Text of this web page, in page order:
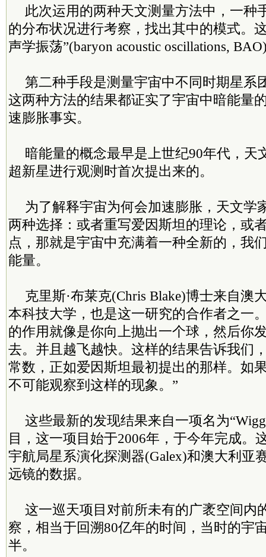
此次运用的两种天文测量方法中，一种
的分布状况进行考察，找出其中的模式。
声学振荡”(baryon acoustic oscillations,
第二种手段是测量宇宙中不同时期星系
这两种方法的结果都证实了宇宙中暗能量
速膨胀事实。
暗能量的概念最早是上世纪90年代，天
超新星进行观测时首次提出来的。
为了解释宇宙为何会加速膨胀，天文学
两种选择：或者重写爱因斯坦的理论，或
点，那就是宇宙中充满着一种全新的，我
能量。
克里斯·布莱克(Chris Blake)博士来自澳
本科技大学，也是这一研究的合作者之一
的作用就像是你向上抛出一个球，然后你
去。并且越飞越快。这样的结果告诉我们
常数，正如爱因斯坦最初提出的那样。如
不可能观察到这样的现象。”
这些最新的发现结果来自一项名为
目，这一项目始于2006年，于今年完成。
宇航局星系演化探测器(Galex)和澳大利亚
远镜的数据。
这一巡天项目对前所未有的广袤空间内
察，相当于回溯80亿年的时间，当时的宇
半。